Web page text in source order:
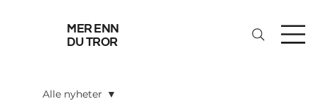
mer enn
du tror
Alle nyheter